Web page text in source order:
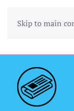
Skip to main